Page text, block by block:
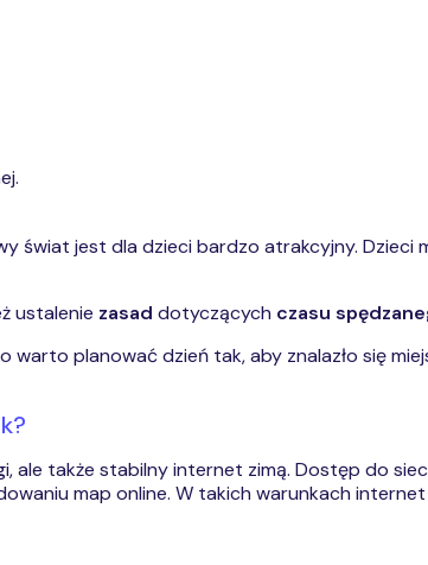
świat jest dla dzieci bardzo atrakcyjny. Dzieci
ustalenie zasad dotyczących czasu
planować dzień tak, aby znalazło się
ale także stabilny internet zimą. Dostęp do
map online. W takich warunkach